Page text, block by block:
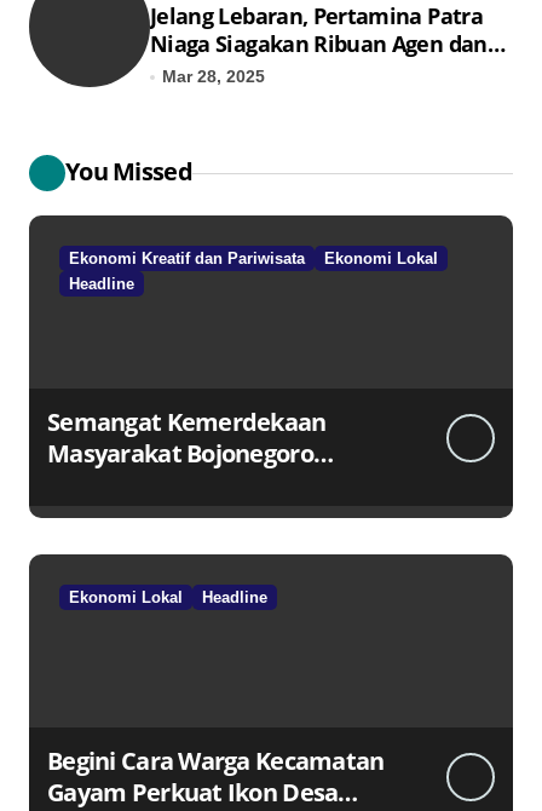
Jelang Lebaran, Pertamina Patra
Niaga Siagakan Ribuan Agen dan
Pangkalan LPG 3 Kg
Mar 28, 2025
You Missed
Ekonomi Kreatif dan Pariwisata
Ekonomi Lokal
Headline
Semangat Kemerdekaan
Masyarakat Bojonegoro
Ekonomi Lokal Headline
Begini Cara Warga Kecamatan
Gayam Perkuat Ikon Desa